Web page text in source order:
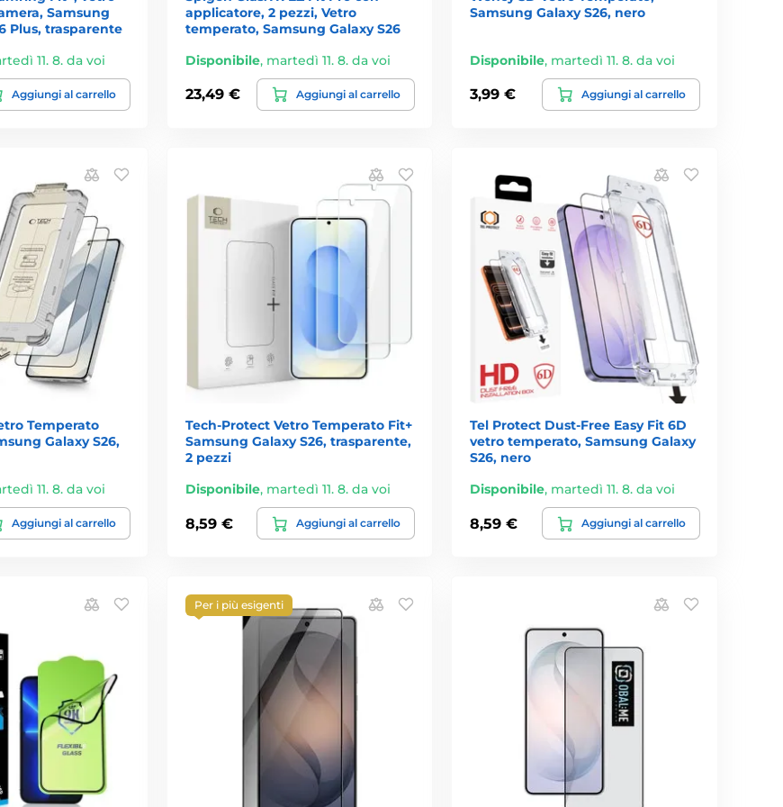
Samsung
Plus, trasparente
11. 8. da voi
Aggiungi al carrello
applicatore, 2 pezzi, Vetro
temperato, Samsung Galaxy S26
Disponibile, martedì 11. 8. da voi
23,49 € Aggiungi al carrello
Samsung Galaxy S26, nero
Disponibile, martedì 11. 8. da voi
3,99 € Aggiungi al carrello
Temperato
Galaxy S26,
11. 8. da voi
Aggiungi al carrello
Tech-Protect Vetro Temperato Fit+
Samsung Galaxy S26, trasparente,
2 pezzi
Disponibile, martedì 11. 8. da voi
8,59 € Aggiungi al carrello
Tel Protect Dust-Free Easy Fit 6D
vetro temperato, Samsung Galaxy
S26, nero
Disponibile, martedì 11. 8. da voi
8,59 € Aggiungi al carrello
Per i più esigenti